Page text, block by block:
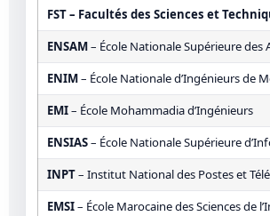
FST – Facultés des Sciences et
ENSAM– École Nationale Supérieure des
ENIM– École Nationale d’Ingénieurs de
EMI– École Mohammadia d’Ingénieurs
ENSIAS– École Nationale Supérieure
INPT– Institut National des Postes et
EMSI– École Marocaine des Sciences de